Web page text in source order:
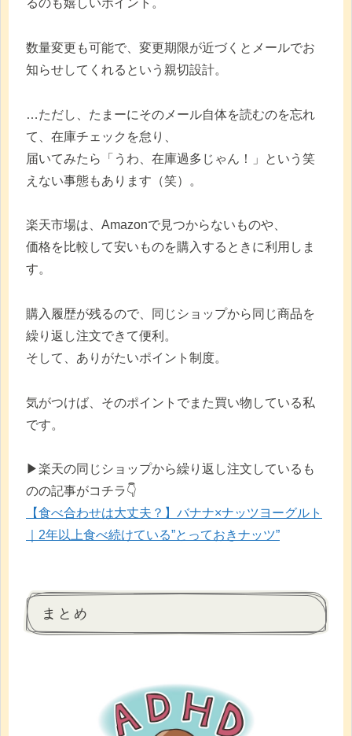
るのも嬉しいポイント。
数量変更も可能で、変更期限が近づくとメールでお
知らせしてくれるという親切設計。
…ただし、たまーにそのメール自体を読むのを忘れ
て、在庫チェックを怠り、
届いてみたら「うわ、在庫過多じゃん！」という笑
えない事態もあります（笑）。
楽天市場は、Amazonで見つからないものや、
価格を比較して安いものを購入するときに利用しま
す。
購入履歴が残るので、同じショップから同じ商品を
繰り返し注文できて便利。
そして、ありがたいポイント制度。
気がつけば、そのポイントでまた買い物している私
です。
▶︎楽天の同じショップから繰り返し注文しているも
のの記事がコチラ👇
【食べ合わせは大丈夫？】バナナ×ナッツヨーグルト
｜2年以上食べ続けている”とっておきナッツ”
Apple
Watchまとめ